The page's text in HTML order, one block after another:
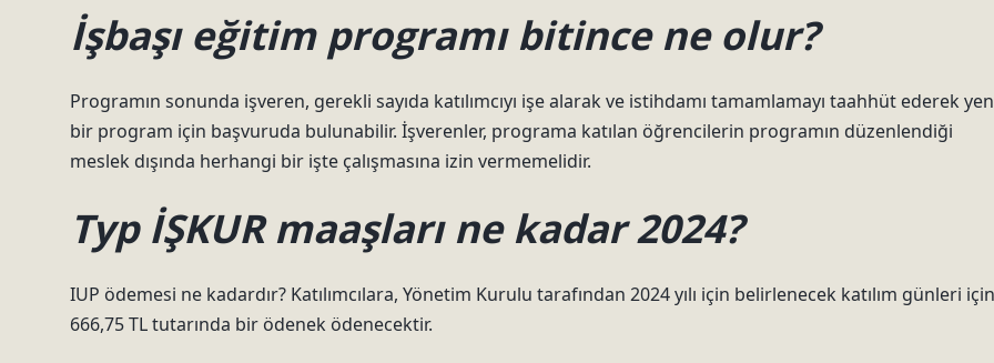
İşbaşı eğitim programı bitince ne olur?
Programın sonunda işveren, gerekli sayıda katılımcıyı işe alarak ve istihdamı tamamlamayı taahhüt ederek
bir program için başvuruda bulunabilir. İşverenler, programa katılan öğrencilerin programın düzenlendiği
meslek dışında herhangi bir işte çalışmasına izin vermemelidir.
Typ İŞKUR maaşları ne kadar 2024?
IUP ödemesi ne kadardır? Katılımcılara, Yönetim Kurulu tarafından 2024 yılı için belirlenecek katılım günleri için
666,75 TL tutarında bir ödenek ödenecektir.